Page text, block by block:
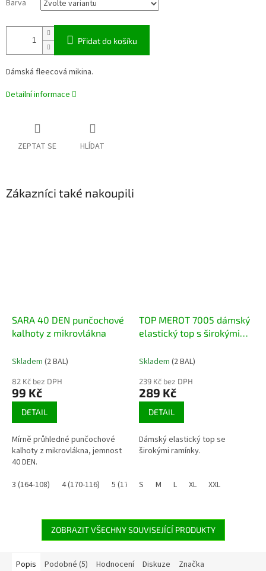
Barva
Přidat do košíku
Dámská fleecová mikina.
Detailní informace
ZEPTAT SE HLÍDAT
Zákazníci také nakoupili
SARA 40 DEN punčochové
kalhoty z mikrovlákna
Skladem (2 BAL)
82 Kč bez DPH
99 Kč
DETAIL
Mírně průhledné punčochové
kalhoty z mikrovlákna, jemnost
40 DEN.
3 (164-108)
4 (170-116) 5 (176-124)
TOP MEROT 7005 dámský
elastický top s širokými
Skladem (2 BAL)
239 Kč bez DPH
289 Kč
DETAIL
Dámský elastický top se
širokými ramínky.
S M L XL XXL
ZOBRAZIT VŠECHNY SOUVISEJÍCÍ PRODUKTY
Popis Podobné (5) Hodnocení Diskuze Značka